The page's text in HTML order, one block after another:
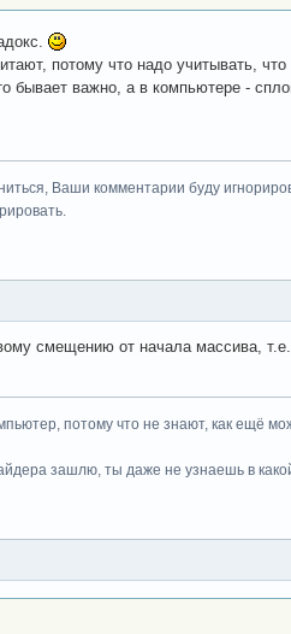
потому что надо учитывать,
бывает важно, а в компьютере -
Ваши комментарии буду
смещению от начала массива,
потому что не знают, как ещё
зашлю, ты даже не узнаешь в